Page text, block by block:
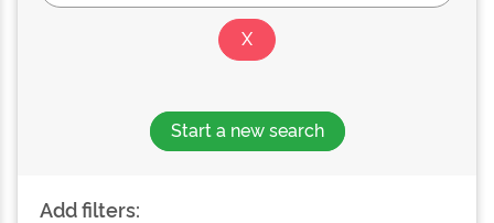
Start a new search
Add filters: